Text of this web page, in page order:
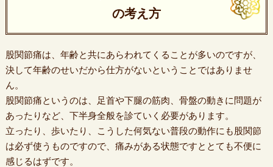
の考え方
股関節痛は、年齢と共にあらわれてくることが多いのですが、
決して年齢のせいだから仕方がないということではありませ
ん。
股関節痛というのは、足首や下腿の筋肉、骨盤の動きに問題が
あったりなど、下半身全般を診ていく必要があります。
立ったり、歩いたり、こうした何気ない普段の動作にも股関節
は必ず使うものですので、痛みがある状態ですととても不便に
感じるはずです。